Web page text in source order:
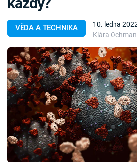
Témata
Témata
Pořady
TV Program
Časopis
Sledujte prima+
VĚDA A TECHNIKA
10. ledna
Klára